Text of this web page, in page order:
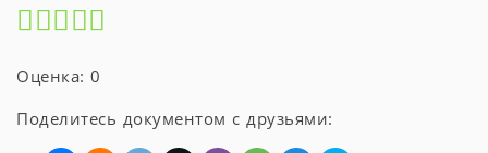
Оценка: 0
Поделитесь документом с друзьями: